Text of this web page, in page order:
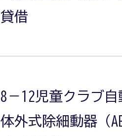
貸借
8－12児童クラブ自
体外式除細動器（